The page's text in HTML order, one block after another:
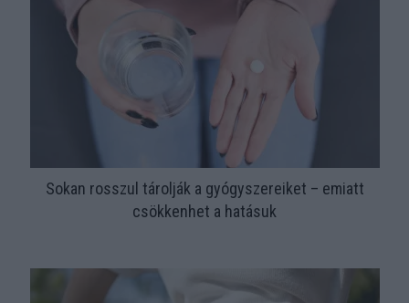
Sokan rosszul tárolják a gyógyszereiket – emiatt
csökkenhet a hatásuk